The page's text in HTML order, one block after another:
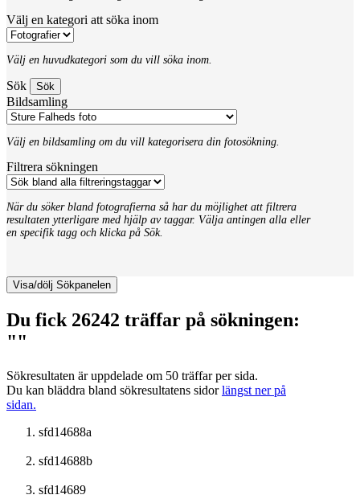
Välj en kategori att söka inom
Välj en huvudkategori som du vill söka inom.
Sök
Bildsamling
Välj en bildsamling om du vill kategorisera din fotosökning.
Filtrera sökningen
När du söker bland fotografierna så har du möjlighet att filtrera
resultaten ytterligare med hjälp av taggar. Välja antingen alla eller
en specifik tagg och klicka på Sök.
Visa/dölj Sökpanelen
Du fick 26242 träffar på sökningen:
""
Sökresultaten är uppdelade om 50 träffar per sida.
Du kan bläddra bland sökresultatens sidorlängst ner på
sidan.
sfd14688a
sfd14688b
sfd14689